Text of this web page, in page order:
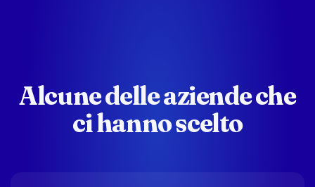
Alcune delle aziende che
ci hanno scelto